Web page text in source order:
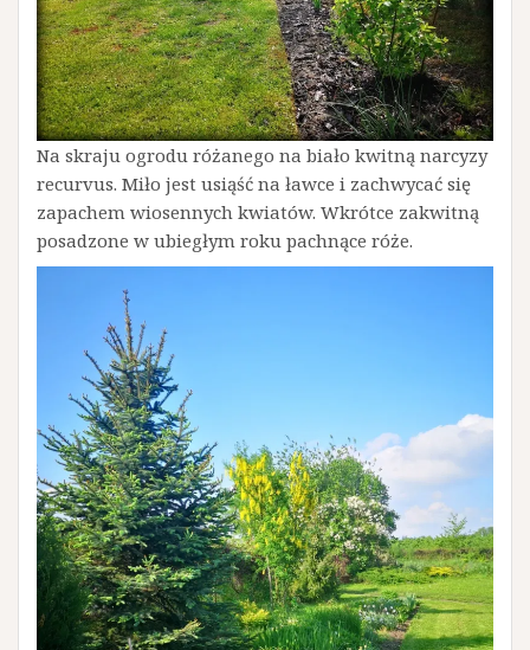
Na skraju ogrodu różanego na biało kwitną narcyzy
recurvus. Miło jest usiąść na ławce i zachwycać się
zapachem wiosennych kwiatów. Wkrótce zakwitną
posadzone w ubiegłym roku pachnące róże.